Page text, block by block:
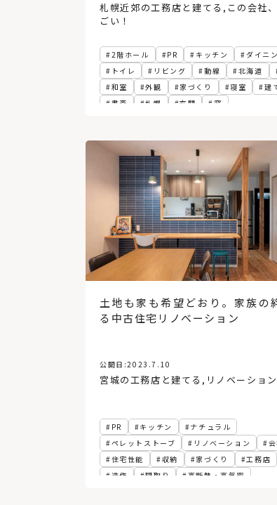
札幌近郊の工務店と建てる , この会社
ごい！
2階ホール PR キッチン
ダイニ
トイレ
リビング 動線 北海道
和室
外観 家づくり 寝室
建
書斎
札幌 玄関 窓
土地も家も希望どおり。家族の
る中古住宅リノベーション
公開日:2023.7.10
宮城の工務店と建てる , リノベーション
PR キッチン
ナチュラル
ペレットストーブ
リノベーション
住宅性能
収納 家づくり 工務店
造作
間取り 高断熱・高気密